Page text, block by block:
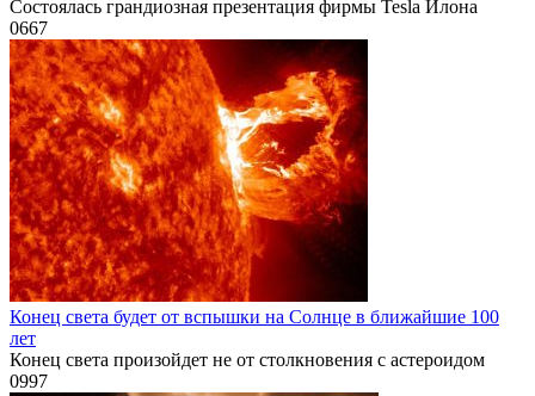
Состоялась грандиозная презентация фирмы Tesla Илона
0667
Конец света будет от вспышки на Солнце в ближайшие 100
лет
Конец света произойдет не от столкновения с астероидом
0997